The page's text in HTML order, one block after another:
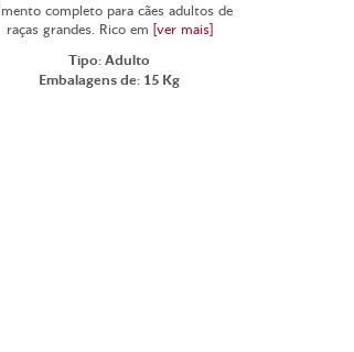
completo para cães adultos de
raças grandes. Rico em [ver mais]
Tipo: Adulto
Embalagens de: 15 Kg